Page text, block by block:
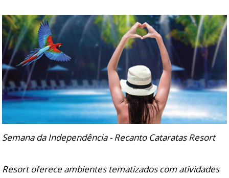
Semana da Independência - Recanto Cataratas Resort
Resort oferece ambientes tematizados com atividades